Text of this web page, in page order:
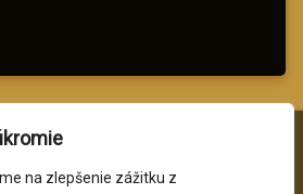
na zlepšenie zážitku z
2 482 069 12